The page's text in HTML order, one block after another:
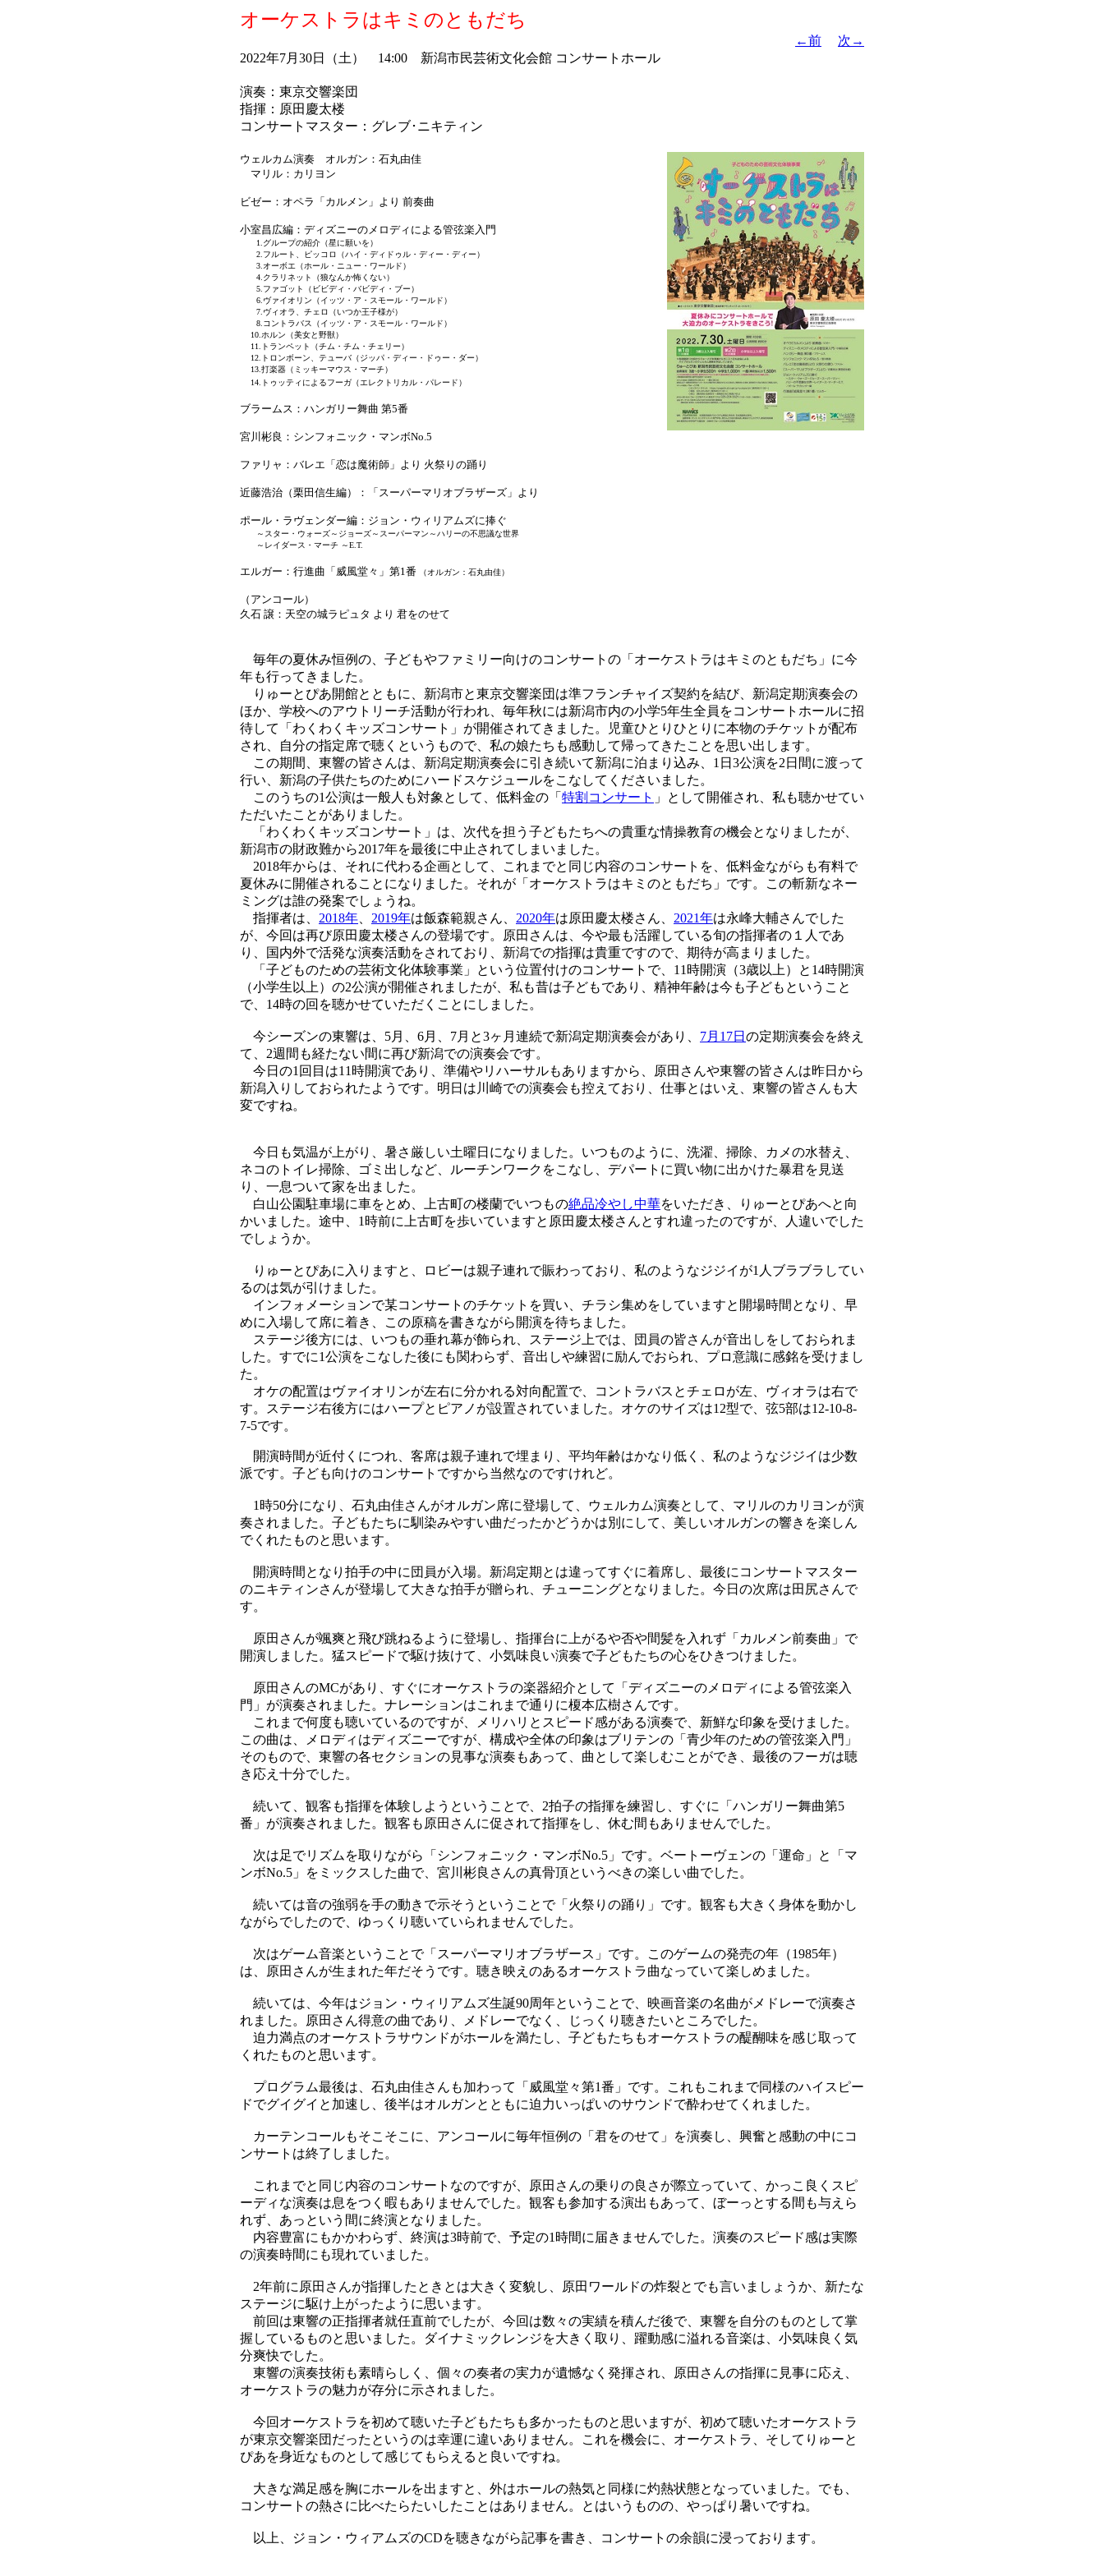
オーケストラはキミのともだち
←前
次→
2022年7月30日（土） 14:00 新潟市民芸術文化会館 コンサートホール
演奏：東京交響楽団
指揮：原田慶太楼
コンサートマスター：グレブ･ニキティン
ウェルカム演奏 オルガン：石丸由佳
マリル：カリヨン
ビゼー：オペラ「カルメン」より 前奏曲
小室昌広編：ディズニーのメロディによる管弦楽入門
1.グループの紹介（星に願いを）
2.フルート、ピッコロ（ハイ・ディドゥル・ディー・ディー）
3.オーボエ（ホール・ニュー・ワールド）
4.クラリネット（狼なんか怖くない）
5.ファゴット（ビビディ・バビディ・ブー）
6.ヴァイオリン（イッツ・ア・スモール・ワールド）
7.ヴィオラ、チェロ（いつか王子様が）
8.コントラバス（イッツ・ア・スモール・ワールド）
10.ホルン（美女と野獣）
11.トランペット（チム・チム・チェリー）
12.トロンボーン、テューバ（ジッパ・ディー・ドゥー・ダー）
13.打楽器（ミッキーマウス・マーチ）
14.トゥッティによるフーガ（エレクトリカル・パレード）
ブラームス：ハンガリー舞曲 第5番
宮川彬良：シンフォニック・マンボNo.5
ファリャ：バレエ「恋は魔術師」より 火祭りの踊り
近藤浩治（栗田信生編）：「スーパーマリオブラザーズ」より
ポール・ラヴェンダー編：ジョン・ウィリアムズに捧ぐ
～スター・ウォーズ～ジョーズ～スーパーマン～ハリーの不思議な世界
～レイダース・マーチ ～E.T.
エルガー：行進曲「威風堂々」第1番 （オルガン：石丸由佳）
（アンコール）
久石 譲：天空の城ラピュタ より 君をのせて
毎年の夏休み恒例の、子どもやファミリー向けのコンサートの「オーケストラはキミのともだち」に今
年も行ってきました。
りゅーとぴあ開館とともに、新潟市と東京交響楽団は準フランチャイズ契約を結び、新潟定期演奏会の
ほか、学校へのアウトリーチ活動が行われ、毎年秋には新潟市内の小学5年生全員をコンサートホールに招
待して「わくわくキッズコンサート」が開催されてきました。児童ひとりひとりに本物のチケットが配布
され、自分の指定席で聴くというもので、私の娘たちも感動して帰ってきたことを思い出します。
この期間、東響の皆さんは、新潟定期演奏会に引き続いて新潟に泊まり込み、1日3公演を2日間に渡って
行い、新潟の子供たちのためにハードスケジュールをこなしてくださいました。
このうちの1公演は一般人も対象として、低料金の「 特割コンサート 」として開催され、私も聴かせてい
ただいたことがありました。
「わくわくキッズコンサート」は、次代を担う子どもたちへの貴重な情操教育の機会となりましたが、
新潟市の財政難から2017年を最後に中止されてしまいました。
2018年からは、それに代わる企画として、これまでと同じ内容のコンサートを、低料金ながらも有料で
夏休みに開催されることになりました。それが「オーケストラはキミのともだち」です。この斬新なネー
ミングは誰の発案でしょうね。
指揮者は、 2018年 2019年は飯森範親さん、 2020年は原田慶太楼さん、 2021年は永峰大輔さんでした
が、今回は再び原田慶太楼さんの登場です。原田さんは、今や最も活躍している旬の指揮者の１人であ
り、国内外で活発な演奏活動をされており、新潟での指揮は貴重ですので、期待が高まりました。
「子どものための芸術文化体験事業」という位置付けのコンサートで、11時開演（3歳以上）と14時開演
（小学生以上）の2公演が開催されましたが、私も昔は子どもであり、精神年齢は今も子どもということ
で、14時の回を聴かせていただくことにしました。
今シーズンの東響は、5月、6月、7月と3ヶ月連続で新潟定期演奏会があり、 7月17日 の定期演奏会を終え
て、2週間も経たない間に再び新潟での演奏会です。
今日の1回目は11時開演であり、準備やリハーサルもありますから、原田さんや東響の皆さんは昨日から
新潟入りしておられたようです。明日は川崎での演奏会も控えており、仕事とはいえ、東響の皆さんも大
変ですね。
今日も気温が上がり、暑さ厳しい土曜日になりました。いつものように、洗濯、掃除、カメの水替え、
ネコのトイレ掃除、ゴミ出しなど、ルーチンワークをこなし、デパートに買い物に出かけた暴君を見送
り、一息ついて家を出ました。
白山公園駐車場に車をとめ、上古町の楼蘭でいつもの絶品冷やし中華をいただき、りゅーとぴあへと向
かいました。途中、1時前に上古町を歩いていますと原田慶太楼さんとすれ違ったのですが、人違いでした
でしょうか。
りゅーとぴあに入りますと、ロビーは親子連れで賑わっており、私のようなジジイが1人ブラブラしてい
るのは気が引けました。
インフォメーションで某コンサートのチケットを買い、チラシ集めをしていますと開場時間となり、早
めに入場して席に着き、この原稿を書きながら開演を待ちました。
ステージ後方には、いつもの垂れ幕が飾られ、ステージ上では、団員の皆さんが音出しをしておられま
した。すでに1公演をこなした後にも関わらず、音出しや練習に励んでおられ、プロ意識に感銘を受けまし
た。
オケの配置はヴァイオリンが左右に分かれる対向配置で、コントラバスとチェロが左、ヴィオラは右で
す。ステージ右後方にはハープとピアノが設置されていました。オケのサイズは12型で、弦5部は12-10-8-
7-5です。
開演時間が近付くにつれ、客席は親子連れで埋まり、平均年齢はかなり低く、私のようなジジイは少数
派です。子ども向けのコンサートですから当然なのですけれど。
1時50分になり、石丸由佳さんがオルガン席に登場して、ウェルカム演奏として、マリルのカリヨンが演
奏されました。子どもたちに馴染みやすい曲だったかどうかは別にして、美しいオルガンの響きを楽しん
でくれたものと思います。
開演時間となり拍手の中に団員が入場。新潟定期とは違ってすぐに着席し、最後にコンサートマスター
のニキティンさんが登場して大きな拍手が贈られ、チューニングとなりました。今日の次席は田尻さんで
す。
原田さんが颯爽と飛び跳ねるように登場し、指揮台に上がるや否や間髪を入れず「カルメン前奏曲」で
開演しました。猛スピードで駆け抜けて、小気味良い演奏で子どもたちの心をひきつけました。
原田さんのMCがあり、すぐにオーケストラの楽器紹介として「ディズニーのメロディによる管弦楽入
門」が演奏されました。ナレーションはこれまで通りに榎本広樹さんです。
これまで何度も聴いているのですが、メリハリとスピード感がある演奏で、新鮮な印象を受けました。
この曲は、メロディはディズニーですが、構成や全体の印象はブリテンの「青少年のための管弦楽入門」
そのもので、東響の各セクションの見事な演奏もあって、曲として楽しむことができ、最後のフーガは聴
き応え十分でした。
続いて、観客も指揮を体験しようということで、2拍子の指揮を練習し、すぐに「ハンガリー舞曲第5
番」が演奏されました。観客も原田さんに促されて指揮をし、休む間もありませんでした。
次は足でリズムを取りながら「シンフォニック・マンボNo.5」です。ベートーヴェンの「運命」と「マ
ンボNo.5」をミックスした曲で、宮川彬良さんの真骨頂というべきの楽しい曲でした。
続いては音の強弱を手の動きで示そうということで「火祭りの踊り」です。観客も大きく身体を動かし
ながらでしたので、ゆっくり聴いていられませんでした。
次はゲーム音楽ということで「スーパーマリオブラザース」です。このゲームの発売の年（1985年）
は、原田さんが生まれた年だそうです。聴き映えのあるオーケストラ曲なっていて楽しめました。
続いては、今年はジョン・ウィリアムズ生誕90周年ということで、映画音楽の名曲がメドレーで演奏さ
れました。原田さん得意の曲であり、メドレーでなく、じっくり聴きたいところでした。
迫力満点のオーケストラサウンドがホールを満たし、子どもたちもオーケストラの醍醐味を感じ取って
くれたものと思います。
プログラム最後は、石丸由佳さんも加わって「威風堂々第1番」です。これもこれまで同様のハイスピー
ドでグイグイと加速し、後半はオルガンとともに迫力いっぱいのサウンドで酔わせてくれました。
カーテンコールもそこそこに、アンコールに毎年恒例の「君をのせて」を演奏し、興奮と感動の中にコ
ンサートは終了しました。
これまでと同じ内容のコンサートなのですが、原田さんの乗りの良さが際立っていて、かっこ良くスピ
ーディな演奏は息をつく暇もありませんでした。観客も参加する演出もあって、ぼーっとする間も与えら
れず、あっという間に終演となりました。
内容豊富にもかかわらず、終演は3時前で、予定の1時間に届きませんでした。演奏のスピード感は実際
の演奏時間にも現れていました。
2年前に原田さんが指揮したときとは大きく変貌し、原田ワールドの炸裂とでも言いましょうか、新たな
ステージに駆け上がったように思います。
前回は東響の正指揮者就任直前でしたが、今回は数々の実績を積んだ後で、東響を自分のものとして掌
握しているものと思いました。ダイナミックレンジを大きく取り、躍動感に溢れる音楽は、小気味良く気
分爽快でした。
東響の演奏技術も素晴らしく、個々の奏者の実力が遺憾なく発揮され、原田さんの指揮に見事に応え、
オーケストラの魅力が存分に示されました。
今回オーケストラを初めて聴いた子どもたちも多かったものと思いますが、初めて聴いたオーケストラ
が東京交響楽団だったというのは幸運に違いありません。これを機会に、オーケストラ、そしてりゅーと
ぴあを身近なものとして感じてもらえると良いですね。
大きな満足感を胸にホールを出ますと、外はホールの熱気と同様に灼熱状態となっていました。でも、
コンサートの熱さに比べたらたいしたことはありません。とはいうものの、やっぱり暑いですね。
以上、ジョン・ウィアムズのCDを聴きながら記事を書き、コンサートの余韻に浸っております。